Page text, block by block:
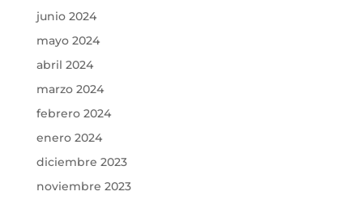
junio 2024
mayo 2024
abril 2024
marzo 2024
febrero 2024
enero 2024
diciembre 2023
noviembre 2023